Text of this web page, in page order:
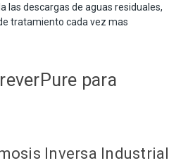
las descargas de aguas residuales,
tratamiento cada vez mas
para
Inversa Industrial